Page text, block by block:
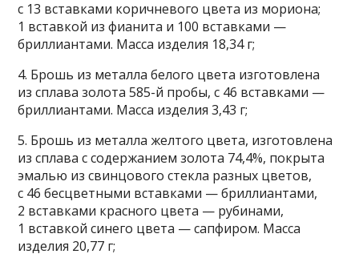
с 13 вставками коричневого цвета из мориона;
1 вставкой из фианита и 100 вставками —
бриллиантами. Масса изделия 18,34 г;
4. Брошь из металла белого цвета изготовлена
из сплава золота 585-й пробы, с 46 вставками —
бриллиантами. Масса изделия 3,43 г;
5. Брошь из металла желтого цвета, изготовлена
из сплава с содержанием золота 74,4%, покрыта
эмалью из свинцового стекла разных цветов,
с 46 бесцветными вставками — бриллиантами,
2 вставками красного цвета — рубинами,
1 вставкой синего цвета — сапфиром. Масса
изделия 20,77 г;